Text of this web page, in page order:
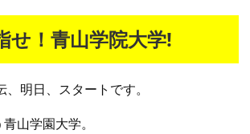
せ！青山学院大学!
明日、スタートです。
山学園大学。